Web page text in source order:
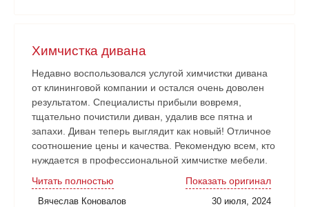
Химчистка дивана
Недавно воспользовался услугой химчистки дивана
от клининговой компании и остался очень доволен
результатом. Специалисты прибыли вовремя,
тщательно почистили диван, удалив все пятна и
запахи. Диван теперь выглядит как новый! Отличное
соотношение цены и качества. Рекомендую всем, кто
нуждается в профессиональной химчистке мебели.
Читать полностью
Показать оригинал
Вячеслав Коновалов 30 июля, 2024